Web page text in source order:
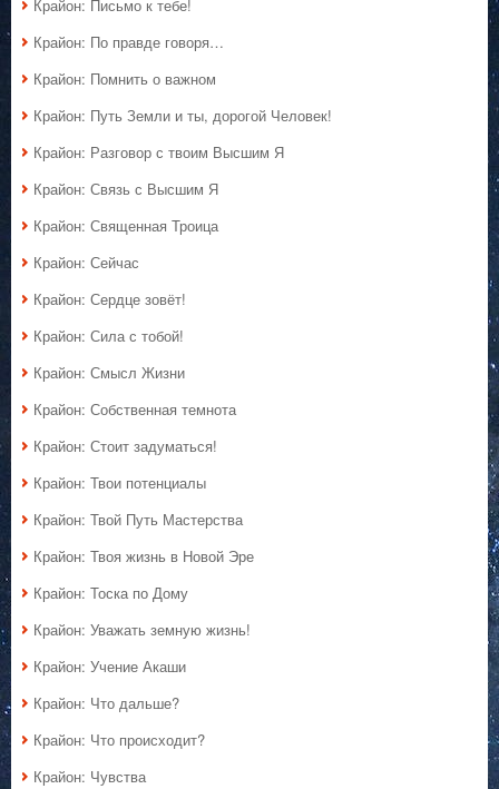
Крайон: Письмо к тебе!
Крайон: По правде говоря…
Крайон: Помнить о важном
Крайон: Путь Земли и ты, дорогой Человек!
Крайон: Разговор с твоим Высшим Я
Крайон: Связь с Высшим Я
Крайон: Священная Троица
Крайон: Сейчас
Крайон: Сердце зовёт!
Крайон: Сила с тобой!
Крайон: Смысл Жизни
Крайон: Собственная темнота
Крайон: Стоит задуматься!
Крайон: Твои потенциалы
Крайон: Твой Путь Мастерства
Крайон: Твоя жизнь в Новой Эре
Крайон: Тоска по Дому
Крайон: Уважать земную жизнь!
Крайон: Учение Акаши
Крайон: Что дальше?
Крайон: Что происходит?
Крайон: Чувства